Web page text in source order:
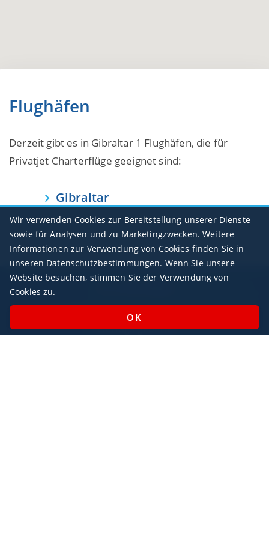
Flughäfen
Derzeit gibt es in Gibraltar 1 Flughäfen, die für
Privatjet Charterflüge geeignet sind:
Gibraltar
Montag - Sonntag / 07:00 - 23:00 Uhr
Feiertags geöffnet
Wir verwenden Cookies zur Bereitstellung unserer Dienste
sowie für Analysen und zu Marketingzwecken. Weitere
Informationen zur Verwendung von Cookies finden Sie in
unseren Datenschutzbestimmungen. Wenn Sie unsere
Website besuchen, stimmen Sie der Verwendung von
Cookies zu.